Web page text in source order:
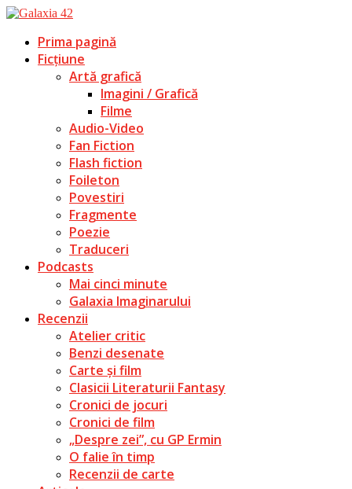
Prima pagină
Ficțiune
Artă grafică
Imagini / Grafică
Filme
Audio-Video
Fan Fiction
Flash fiction
Foileton
Povestiri
Fragmente
Poezie
Traduceri
Podcasts
Mai cinci minute
Galaxia Imaginarului
Recenzii
Atelier critic
Benzi desenate
Carte și film
Clasicii Literaturii Fantasy
Cronici de jocuri
Cronici de film
„Despre zei”, cu GP Ermin
O falie în timp
Recenzii de carte